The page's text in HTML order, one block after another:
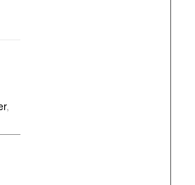
,